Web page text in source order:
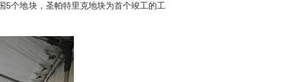
个地块，圣帕特里克地块为首个竣工的工